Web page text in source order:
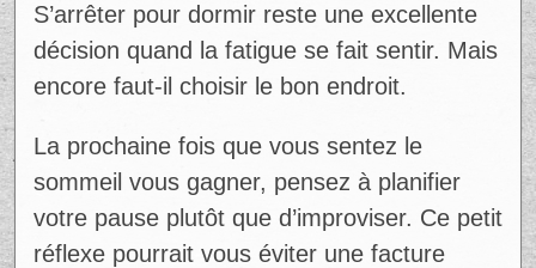
S’arrêter pour dormir reste une excellente
décision quand la fatigue se fait sentir. Mais
encore faut-il choisir le bon endroit.
La prochaine fois que vous sentez le
sommeil vous gagner, pensez à planifier
votre pause plutôt que d’improviser. Ce petit
réflexe pourrait vous éviter une facture